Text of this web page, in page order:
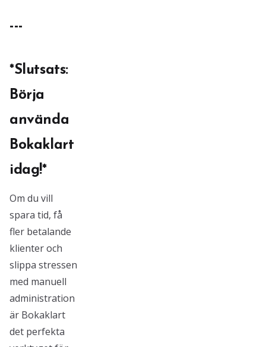
---
*Slutsats:
Börja
använda
Bokaklart
idag!*
Om du vill
spara tid, få
fler betalande
klienter och
slippa stressen
med manuell
administration
är Bokaklart
det perfekta